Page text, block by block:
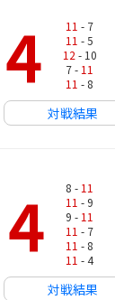
4 11 - 7
11 - 5
12 - 10
7 - 11
11 - 8
対戦結果
4 8 - 11
11 - 9
9 - 11
11 - 7
11 - 8
11 - 4
対戦結果